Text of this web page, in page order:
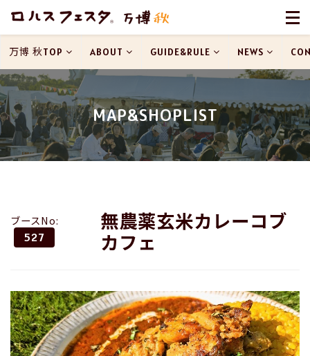
MAP&SHOPLIST
万博 秋TOP ABOUT GUIDE&RULE NEWS
ブースNo:
527
無農薬玄米カレーコブ
カフェ